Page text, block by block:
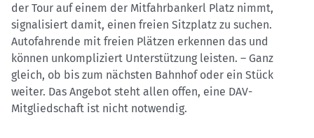
der Tour auf einem der Mitfahrbankerl Platz nimmt,
signalisiert damit, einen freien Sitzplatz zu suchen.
Autofahrende mit freien Plätzen erkennen das und
können unkompliziert Unterstützung leisten. – Ganz
gleich, ob bis zum nächsten Bahnhof oder ein Stück
weiter. Das Angebot steht allen offen, eine DAV-
Mitgliedschaft ist nicht notwendig.